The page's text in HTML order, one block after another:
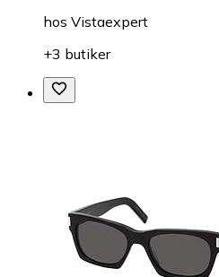
hos Vistaexpert
+3 butiker